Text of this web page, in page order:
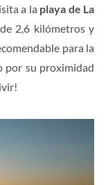
a la playa de La
2,6 kilómetros y
para la
por su proximidad